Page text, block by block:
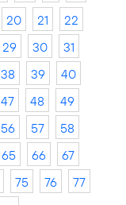
20 21
22
29 30
31
38 39
40
47 48
49
56 57
58
65 66
67
75 76
77